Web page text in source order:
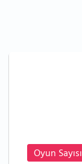
Oyun Sayısı